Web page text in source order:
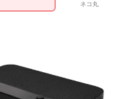
ネコ丸